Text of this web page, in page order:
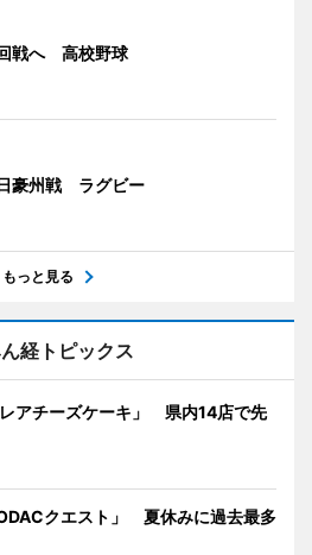
戦へ 高校野球
豪州戦 ラグビー
もっと見る
経トピックス
アチーズケーキ」 県内14店で先
クエスト」 夏休みに過去最多